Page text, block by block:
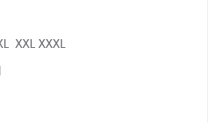
XXL XXXL